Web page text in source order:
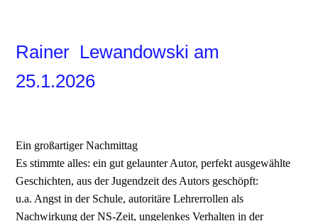
Rainer Lewandowski am
25.1.2026
Ein großartiger Nachmittag
Es stimmte alles: ein gut gelaunter Autor, perfekt ausgewählte
Geschichten, aus der Jugendzeit des Autors geschöpft:
u.a. Angst in der Schule, autoritäre Lehrerrollen als
Nachwirkung der NS-Zeit, ungelenkes Verhalten in der